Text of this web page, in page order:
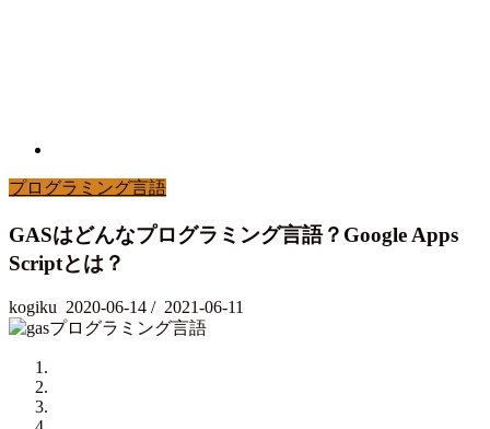
プログラミング言語
GASはどんなプログラミング言語？Google Apps
Scriptとは？
kogiku 2020-06-14 / 2021-06-11